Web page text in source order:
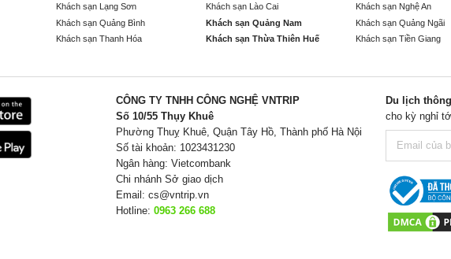
Khách sạn Lạng Sơn Khách sạn Lào Cai Khách sạn Nghệ An
Khách sạn Quảng Bình Khách sạn Quảng Nam Khách sạn Quảng Ngãi
Khách sạn Thanh Hóa Khách sạn Thừa Thiên Huế Khách sạn Tiền Giang
CÔNG TY TNHH CÔNG NGHỆ VNTRIP
Số 10/55 Thụy Khuê
Phường Thuỵ Khuê, Quận Tây Hồ, Thành phố Hà Nội
Số tài khoản: 1023431230
Ngân hàng: Vietcombank
Chi nhánh Sở giao dịch
Email: cs@vntrip.vn
Hotline: 0963 266 688
Du lịch
cho kỳ nghỉ